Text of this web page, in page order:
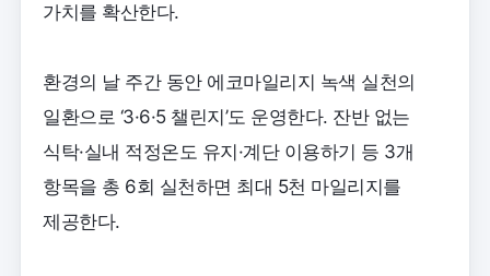
가치를 확산한다.
환경의 날 주간 동안 에코마일리지 녹색 실천의
일환으로 ‘3·6·5 챌린지’도 운영한다. 잔반 없는
식탁·실내 적정온도 유지·계단 이용하기 등 3개
항목을 총 6회 실천하면 최대 5천 마일리지를
제공한다.